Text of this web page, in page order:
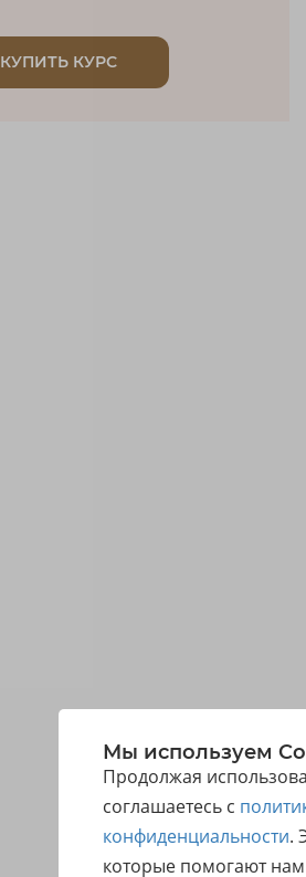
КУПИТЬ КУРС
Мы используем
Продолжая
соглашаетесь с
конфиденциальности.
которые помогают